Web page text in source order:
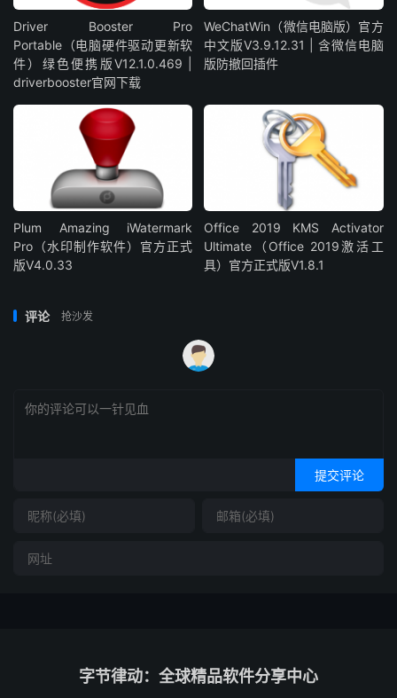
Driver Booster Pro
Portable（电脑硬件驱动更新软
件）绿色便携版V12.1.0.469 |
driverbooster官网下载
WeChatWin（微信电脑版）官方
中文版V3.9.12.31 | 含微信电脑
版防撤回插件
Plum Amazing iWatermark
Pro（水印制作软件）官方正式
版V4.0.33
Office 2019 KMS Activator
Ultimate（Office 2019激活工
具）官方正式版V1.8.1
评论 抢沙发
提交评论
字节律动：全球精品软件分享中心